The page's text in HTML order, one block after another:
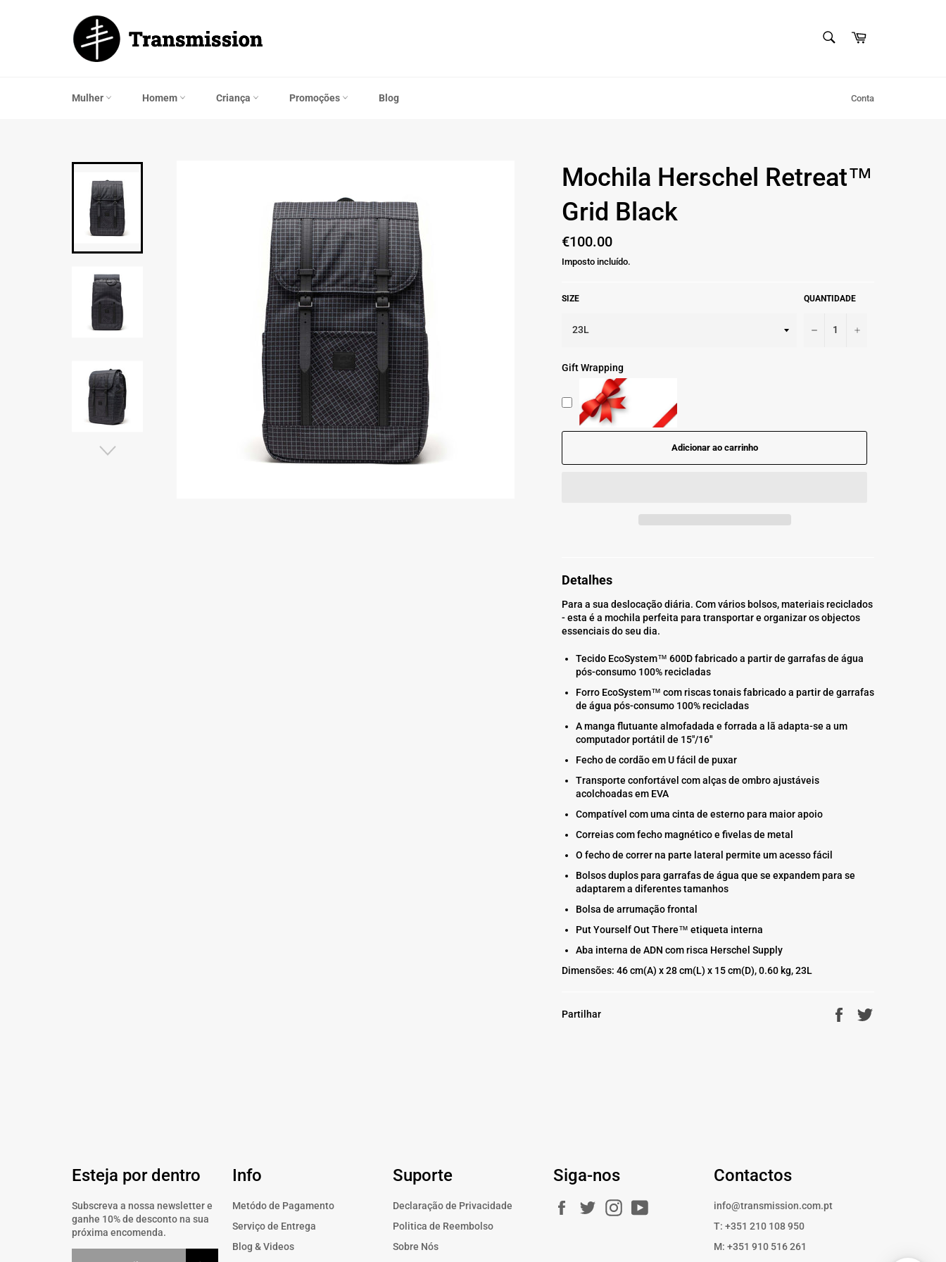
Carrinho
Mulher Homem Criança Promoções Blog Conta
Mochila Herschel Retreat™
Grid Black
Preço
normal
€100.00
Imposto incluído.
SIZE QUANTIDADE
− +
Gift Wrapping
Adicionar ao carrinho
Detalhes
Para a sua deslocação diária. Com vários bolsos, materiais reciclados
- esta é a mochila perfeita para transportar e organizar os objectos
essenciais do seu dia.
Tecido EcoSystem™ 600D fabricado a partir de garrafas de água
pós-consumo 100% recicladas
Forro EcoSystem™ com riscas tonais fabricado a partir de garrafas
de água pós-consumo 100% recicladas
A manga flutuante almofadada e forrada a lã adapta-se a um
computador portátil de 15"/16"
Fecho de cordão em U fácil de puxar
Transporte confortável com alças de ombro ajustáveis
acolchoadas em EVA
Compatível com uma cinta de esterno para maior apoio
Correias com fecho magnético e fivelas de metal
O fecho de correr na parte lateral permite um acesso fácil
Bolsos duplos para garrafas de água que se expandem para se
adaptarem a diferentes tamanhos
Bolsa de arrumação frontal
Put Yourself Out There™ etiqueta interna
Aba interna de ADN com risca Herschel Supply
Dimensões: 46 cm(A) x 28 cm(L) x 15 cm(D), 0.60 kg, 23L
Partilhar
Partilhe
no
Esteja por dentro
Subscreva a nossa newsletter e
ganhe 10% de desconto na sua
próxima encomenda.
Info
Metódo de Pagamento
Serviço de Entrega
Blog & Videos
Suporte
Declaração de Privacidade
Politica de Reembolso
Sobre Nós
Siga-nos
FacebookTwitterInstagram
Contactos
info@transmission.com.pt
T: +351 210 108 950
M: +351 910 516 261